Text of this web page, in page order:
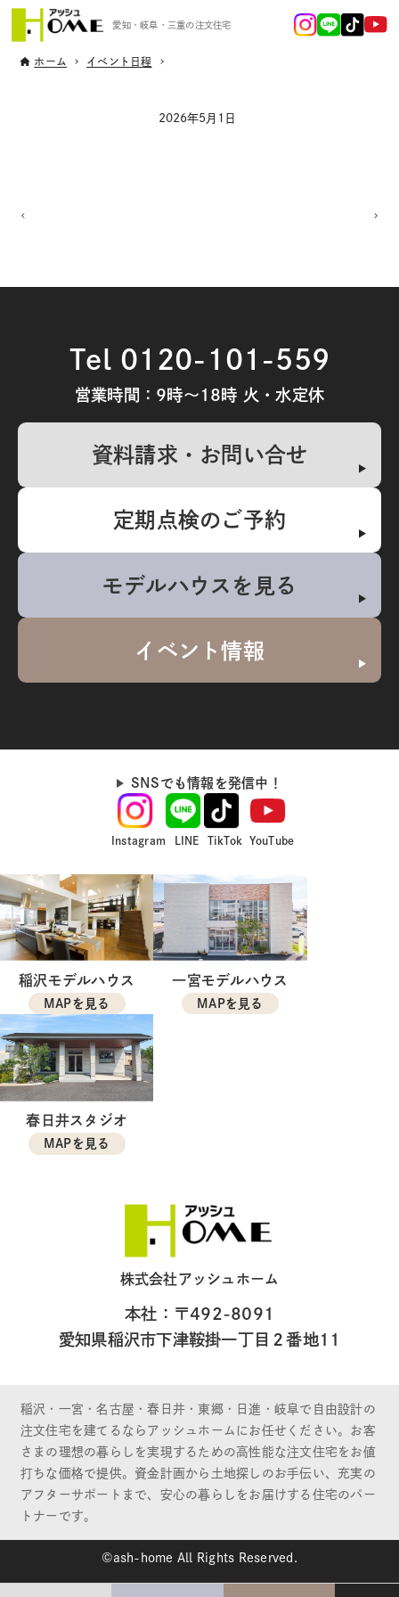
愛知・岐阜・三重の注文住宅
ホーム イベント日程
2026年5月1日
Tel 0120-101-559
営業時間：9時～18時 火・水定休
資料請求・お問い合せ
定期点検のご予約
モデルハウスを見る
イベント情報
SNSでも情報を発信中！
Instagram LINE TikTok YouTube
稲沢モデルハウス
MAPを見る
一宮モデルハウス
MAPを見る
春日井スタジオ
MAPを見る
株式会社アッシュホーム
本社：〒492-8091
愛知県稲沢市下津鞍掛一丁目２番地11
稲沢・一宮・名古屋・春日井・東郷・日進・岐阜で自由設計の
注文住宅を建てるならアッシュホームにお任せください。お客
さまの理想の暮らしを実現するための高性能な注文住宅をお値
打ちな価格で提供。資金計画から土地探しのお手伝い、充実の
アフターサポートまで、安心の暮らしをお届けする住宅のパー
トナーです。
©ash-home All Rights Reserved.